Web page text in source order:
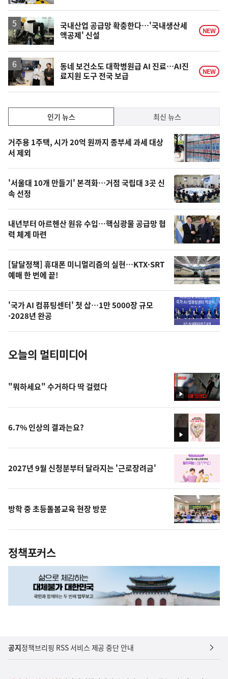
상
승
국내산업 공급망 확충한다…'국내생산세
액공제' 신설
NEW
동네 보건소도 대학병원급 AI 진료…AI진
료지원 도구 전국 보급
NEW
기,
최
신,
오
늘
의
영
상
오
늘
의
사
진
인기 뉴스 최신 뉴스
기
뉴
스
거주용 1주택, 시가 20억 원까지 종부세 과세 대상
서 제외
'서울대 10개 만들기' 본격화…거점 국립대 3곳 신
속 선정
내년부터 아르헨산 원유 수입…핵심광물 공급망 협
력 체계 마련
[달달정책] 휴대폰 미니멀리즘의 실현…KTX·SRT
예매 한 번에 끝!
'국가 AI 컴퓨팅센터' 첫 삽…1만 5000장 규모
·2028년 완공
오늘의 멀티미디어
영
상
"뭐하세요" 수거하다 딱 걸렸다
영
상
6.7% 인상의 결과는요?
2027년 9월 신청분부터 달라지는 '근로장려금'
방학 중 초등돌봄교육 현장 방문
정책포커스
공지정책브리핑 RSS 서비스 제공 중단 안내